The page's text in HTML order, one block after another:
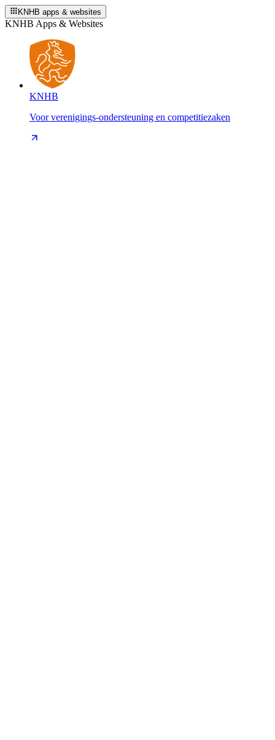
KNHB apps & websites
KNHB Apps & Websites
KNHB
Voor verenigings-ondersteuning en competitiezaken